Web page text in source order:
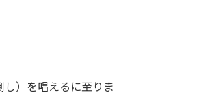
）を唱えるに至りま